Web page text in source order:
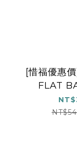
[惜福優惠
FLAT